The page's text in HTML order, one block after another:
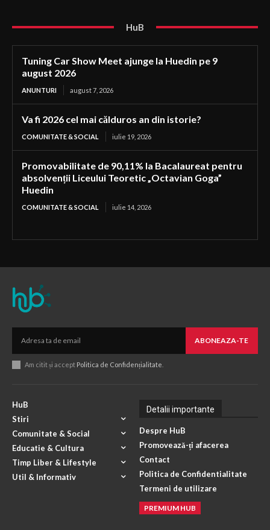
HuB
Tuning Car Show Meet ajunge la Huedin pe 9
august 2026
ANUNTURI august 7, 2026
Va fi 2026 cel mai călduros an din istorie?
COMUNITATE & SOCIAL iulie 19, 2026
Promovabilitate de 90,11% la Bacalaureat pentru
absolvenții Liceului Teoretic „Octavian Goga”
Huedin
COMUNITATE & SOCIAL iulie 14, 2026
ABONEAZA-TE
Am citit și accept Politica de Confidențialitate
HuB
Stiri
Comunitate & Social
Educatie & Cultura
Timp Liber & Lifestyle
Util & Informativ
Detalii importante
Despre HuB
Promovează-ți afacerea
Contact
Politica de Confidentialitate
Termeni de utilizare
PREMIUM HUB